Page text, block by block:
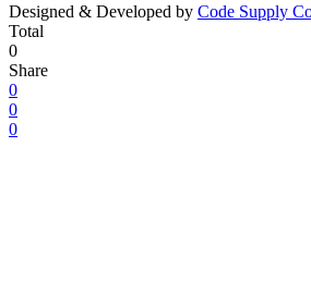
Designed & Developed by Code Supply
Total
0
Share
0
0
0